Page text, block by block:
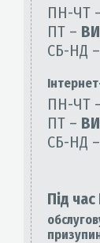
ПН-ЧТ
ПТ –
СБ-НД –
ПН-ЧТ
ПТ –
СБ-НД –
Під